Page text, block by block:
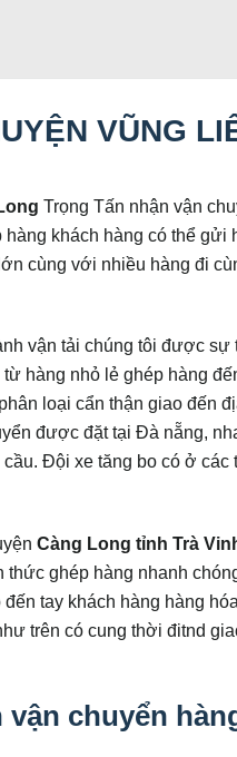
VŨNG
Trọng Tấn nhận vận
khách hàng có thể gửi
cùng với nhiều hàng đi
vận tải chúng tôi được
hàng nhỏ lẻ ghép hàng
loại cẩn thận giao đến
được đặt tại Đà nẵng,
Đội xe tăng bo có ở
Càng Long tỉnh Trà
ghép hàng nhanh
tay khách hàng hàng
trên có cung thời đitnd
chuyển